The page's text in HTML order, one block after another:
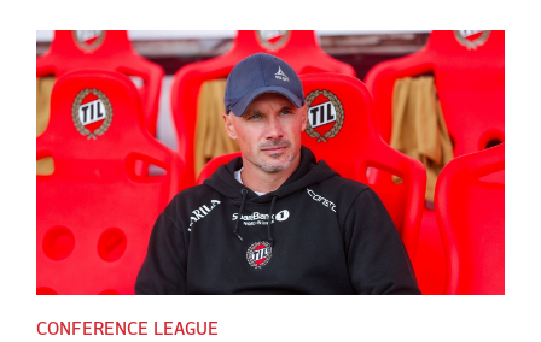
CONFERENCE LEAGUE